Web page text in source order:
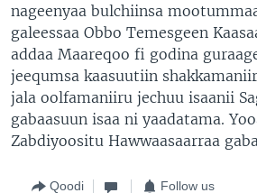
nageenyaa bulchiinsa
galeessaa Obbo Temesgeen
addaa Maareqoo fi godina
jeequmsa kaasuutiin
jala oolfamaniiru jechuu isaanii
gabaasuun isaa ni yaadatama.
Zabdiyoositu Hawwaasaarraa
Qoodi Follow us